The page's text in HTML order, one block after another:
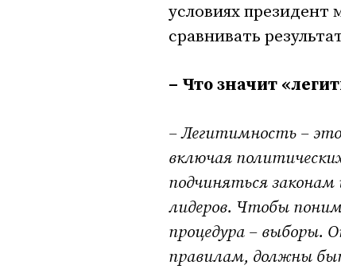
условиях
сравнивать
– Что значит
– Легитимность –
включая
подчиняться
лидеров. Чтобы
процедура – выборы.
правилам, должны